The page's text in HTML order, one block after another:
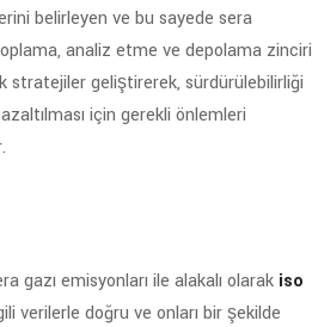
belirleyen ve bu sayede sera
analiz etme ve depolama zinciri
stratejiler geliştirerek, sürdürülebilirliği
için gerekli önlemleri
gazı emisyonları ile alakalı olarak iso
verilerle doğru ve onları bir şekilde